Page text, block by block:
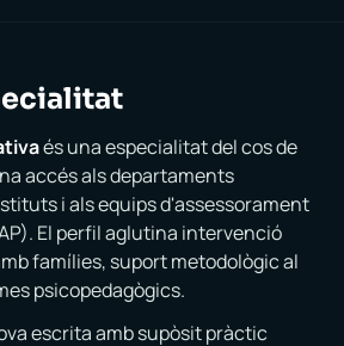
és una especialitat del cos de
accés als departaments
i als equips d'assessorament
El perfil aglutina intervenció
famílies, suport metodològic al
psicopedagògics.
escrita amb supòsit pràctic